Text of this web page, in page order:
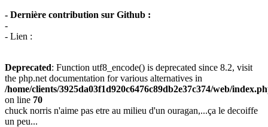
- Dernière contribution sur Github :
-
- Lien :
Deprecated: Function utf8_encode() is deprecated since 8.2, visit
the php.net documentation for various alternatives in
/home/clients/3925da03f1d920c6476c89db2e37c374/web/
on line 70
chuck norris n'aime pas etre au milieu d'un ouragan,...ça le decoiffe
un peu...